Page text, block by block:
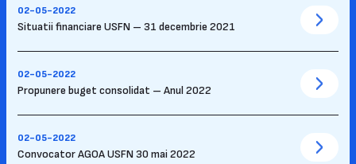
02-05-2022
Situatii financiare USFN – 31 decembrie 2021
02-05-2022
Propunere buget consolidat – Anul 2022
02-05-2022
Convocator AGOA USFN 30 mai 2022